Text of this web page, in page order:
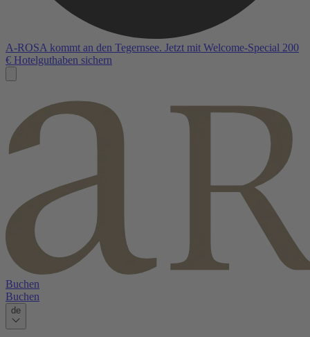
A-ROSA kommt an den Tegernsee. Jetzt mit Welcome-Special 200
€ Hotelguthaben sichern
Buchen
Buchen
de